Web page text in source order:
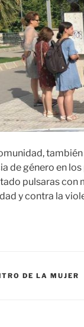
de género en
pulsaras con
y contra la
DE LA MUJER